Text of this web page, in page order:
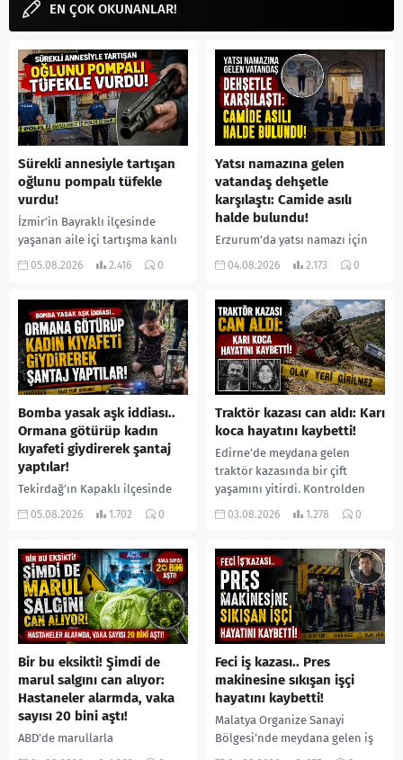
EN ÇOK OKUNANLAR!
Sürekli annesiyle tartışan
oğlunu pompalı tüfekle
vurdu!
İzmir’in Bayraklı ilçesinde
yaşanan aile içi tartışma kanlı
bitti. İddiaya göre, uzun süredir
05.08.2026 2.416 0
Yatsı namazına gelen
vatandaş dehşetle
karşılaştı: Camide asılı
halde bulundu!
Erzurum’da yatsı namazı için
camiye gelen bir vatandaş,
yerine sevk edilen...
04.08.2026 2.173 0
Bomba yasak aşk iddiası..
Ormana götürüp kadın
kıyafeti giydirerek şantaj
yaptılar!
Tekirdağ’ın Kapaklı ilçesinde
bir kişiyi, arkadaşının eşiyle
kadın kıyafetleri giydirdiği,
özür videosu çektirip...
05.08.2026 1.702 0
Traktör kazası can aldı: Karı
koca hayatını kaybetti!
Edirne’de meydana gelen
traktör kazasında bir çift
yaşamını yitirdi. Kontrolden
çıkarak devrilen traktörün
03.08.2026 1.278 0
Bir bu eksikti! Şimdi de
marul salgını can alıyor:
Hastaneler alarmda, vaka
sayısı 20 bini aştı!
ABD’de marullarla
ilişkilendirilen siklospora
Feci iş kazası.. Pres
makinesine sıkışan işçi
hayatını kaybetti!
Malatya Organize Sanayi
Bölgesi’nde meydana gelen iş
kazasında, pres makinesine